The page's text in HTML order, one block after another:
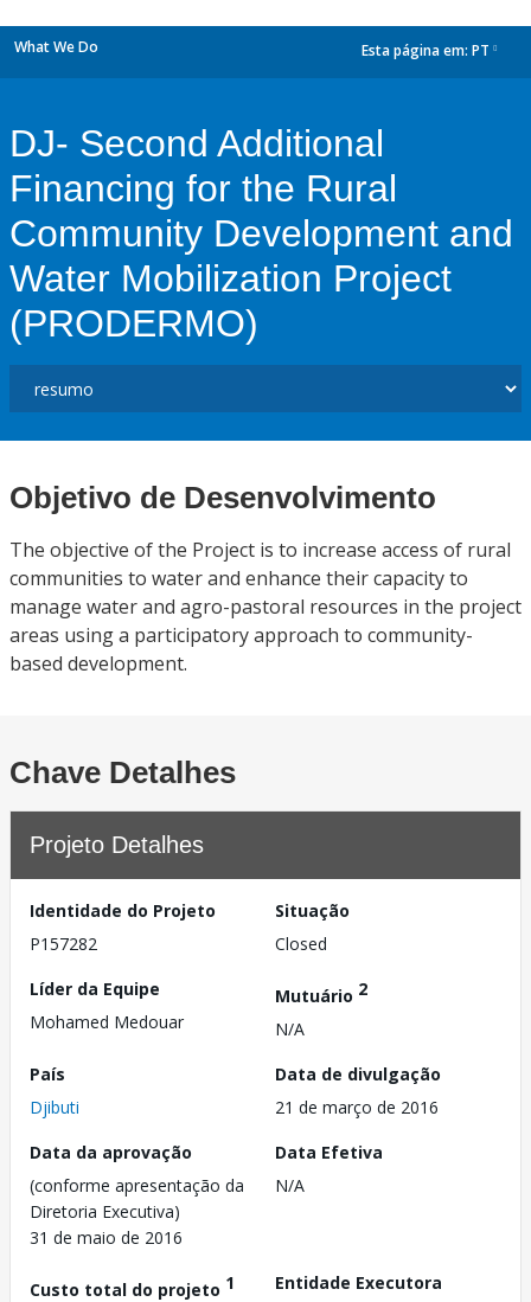
What We Do Esta página em: PT
DJ- Second Additional
Financing for the Rural
Community Development and
Water Mobilization Project
(PRODERMO)
Objetivo de Desenvolvimento
The objective of the Project is to increase access of rural
communities to water and enhance their capacity to
manage water and agro-pastoral resources in the project
areas using a participatory approach to community-
based development.
Chave Detalhes
Projeto Detalhes
Identidade do Projeto
P157282
Situação
Closed
Líder da Equipe
Mohamed Medouar
Mutuário 2
N/A
País
Djibuti
Data de divulgação
21 de março de 2016
Data da aprovação
(conforme apresentação da
Diretoria Executiva)
31 de maio de 2016
Data Efetiva
N/A
Custo total do projeto 1
Entidade Executora